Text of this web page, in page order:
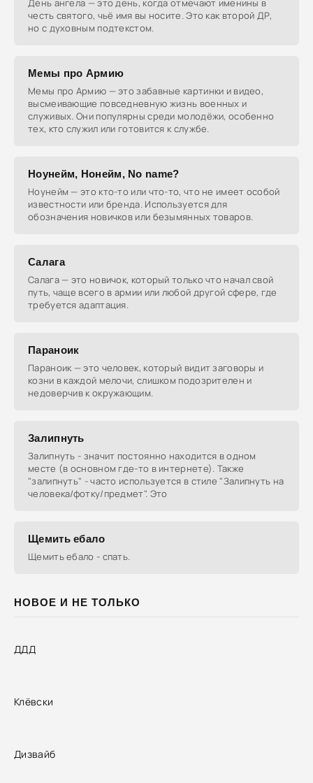
НОВОЕ И НЕ ТОЛЬКО
ДДД
Клёвски
Дизвайб
День ангела — это день, когда отмечают именины в
честь святого, чьё имя вы носите. Это как второй ДР,
но с духовным подтекстом.
Мемы про Армию
Мемы про Армию — это забавные картинки и видео,
высмеивающие повседневную жизнь военных и
служивых. Они популярны среди молодёжи, особенно
тех, кто служил или готовится к службе.
Ноунейм, Нонейм, No name?
Ноунейм — это кто-то или что-то, что не имеет особой
известности или бренда. Используется для
обозначения новичков или безымянных товаров.
Салага
Салага — это новичок, который только что начал свой
путь, чаще всего в армии или любой другой сфере, где
требуется адаптация.
Параноик
Параноик — это человек, который видит заговоры и
козни в каждой мелочи, слишком подозрителен и
недоверчив к окружающим.
Залипнуть
Залипнуть - значит постоянно находится в одном
месте (в основном где-то в интернете). Также
"залипнуть" - часто используется в стиле "Залипнуть на
человека/фотку/предмет". Это
Щемить ебало
Щемить ебало - спать.